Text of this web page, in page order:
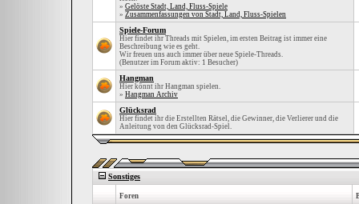
» Gelöste Stadt, Land, Fluss-Spiele
» Zusammenfassungen von Stadt, Land, Fluss-Spielen
Spiele-Forum
Hier findet ihr Threads mit Spielen, im ersten Beitrag ist immer eine
Beschreibung wie es geht.
Wir freuen uns auch immer über neue Spiele-Threads.
(Benutzer im Forum aktiv: 1 Besucher)
Hangman
Hier könnt ihr Hangman spielen.
» Hangman Archiv
Glücksrad
Hier findet ihr die Erstellten Rätsel, die Gewinner, die Verlierer und die
Anleitung von den Glücksrad-Spiel.
Sonstiges
Foren